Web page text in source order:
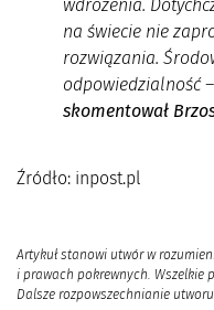
wdrożenia.
na świecie nie
rozwiązania.
odpowiedzialność
skomentował
Źródło: inpost.pl
Artykuł stanowi utwór w
i prawach pokrewnych. Wszelkie
Dalsze rozpowszechnianie